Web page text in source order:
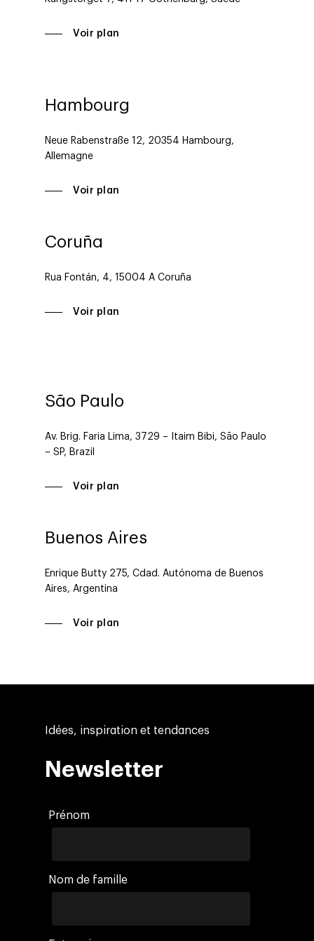
Voir plan
Hambourg
Neue Rabenstraße 12, 20354 Hambourg,
Allemagne
Voir plan
Coruña
Rua Fontán, 4, 15004 A Coruña
Voir plan
São Paulo
Av. Brig. Faria Lima, 3729 – Itaim Bibi, São Paulo
– SP, Brazil
Voir plan
Buenos Aires
Enrique Butty 275, Cdad. Autónoma de Buenos
Aires, Argentina
Voir plan
Idées, inspiration et tendances
Newsletter
Prénom
Nom de famille